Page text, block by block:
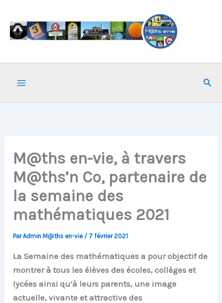
contenu
M@ths en-vie, à travers
M@ths’n Co, partenaire de
la semaine des
mathématiques 2021
ParAdmin M@ths en-vie / 7 février 2021
La Semaine des mathématiques a pour objectif de
montrer à tous les élèves des écoles, collèges et
lycées ainsi qu’à leurs parents, une image
actuelle, vivante et attractive des